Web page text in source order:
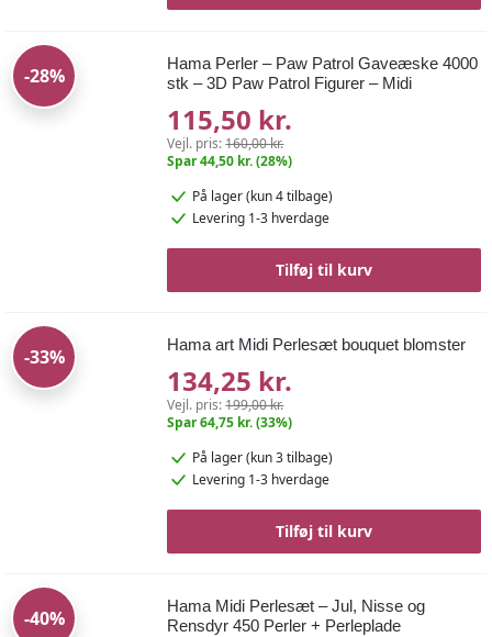
-28%
Hama Perler – Paw Patrol Gaveæske 4000
stk – 3D Paw Patrol Figurer – Midi
115,50 kr.
Vejl. pris:160,00 kr.
Spar 44,50 kr. (28%)
På lager(kun 4 tilbage)
Levering 1-3 hverdage
Tilføj til kurv
-33%
Hama art Midi Perlesæt bouquet blomster
134,25 kr.
Vejl. pris:199,00 kr.
Spar 64,75 kr. (33%)
På lager(kun 3 tilbage)
Levering 1-3 hverdage
Tilføj til kurv
-40%
Hama Midi Perlesæt – Jul, Nisse og
Rensdyr 450 Perler + Perleplade